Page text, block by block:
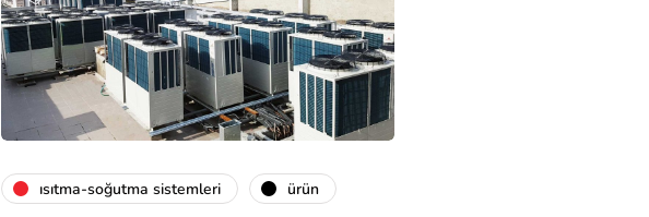
isıtma-soğutma sistemleri ürün